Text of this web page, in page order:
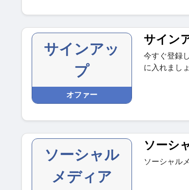
サインアッ
プ
オファー
サイン
今すぐ登録
に入れましょ
ソーシャル
メディア
ソーシ
ソーシャル